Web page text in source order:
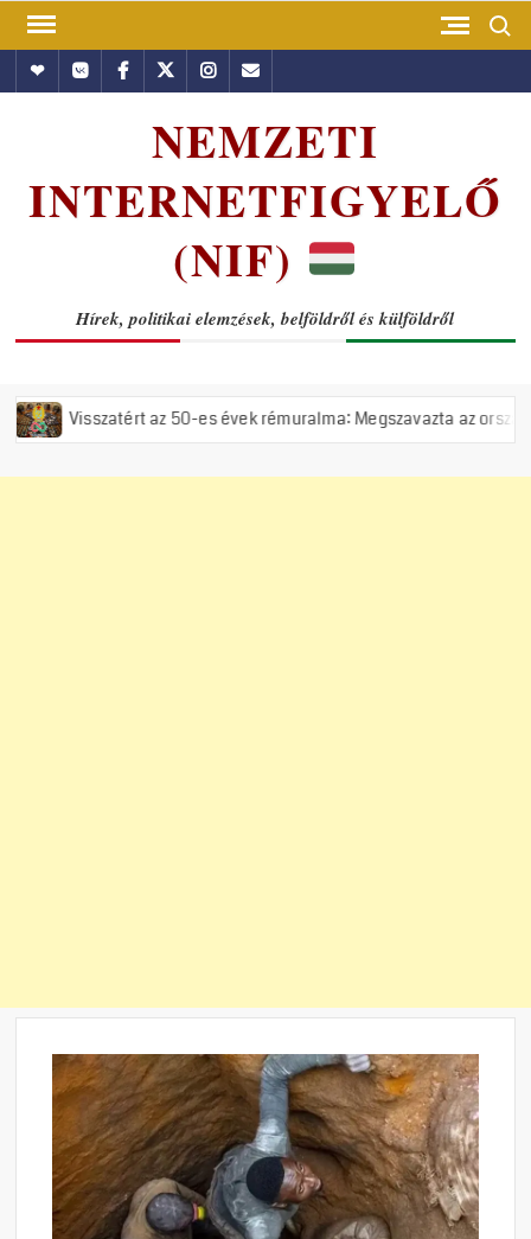
Skip
contentHundubVkontakte
Facebook
TwitterInstagram
Email
NEMZETI
INTERNETFIGYELŐ
(NIF)
Hírek, politikai elemzések, belföldről és külföldről
50-es évek rémuralma: Megszavazta az országgyűlés a tiszás